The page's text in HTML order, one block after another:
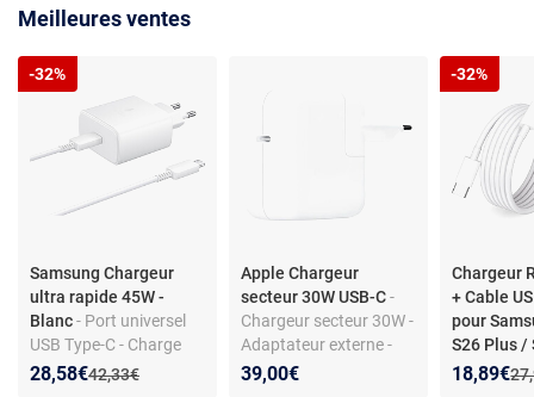
Meilleures ventes
Samsung Chargeur
ultra rapide 45W -
Blanc- Port universel
USB Type-C - Charge
ultra rapide 2.0
Ancien prix :
42,33€
Nouveau prix :
28,58€
Réduction de :
-32%
Apple Chargeur
secteur 30W USB-C-
Chargeur secteur 30W -
Adaptateur externe -
Certification CE
39,00€
Chargeur
+ Cable
pour
S26 Plus /
S25 / S24
Nouveau
18,89€
-32%